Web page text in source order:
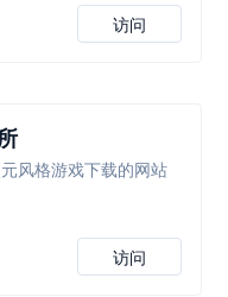
访问
风格游戏下载的网站
访问